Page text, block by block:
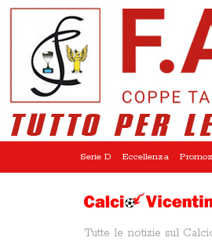
Serie D Eccellenza
Tutte le notizie sul